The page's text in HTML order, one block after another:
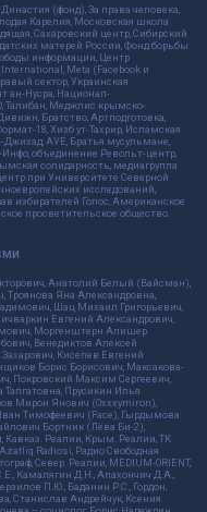
(фонд), За права человека,
Карелия, Московская школа
Сахаровский центр, Сибирский
матерей России, Фонд борьбы
информации, Центр
Meta (Facebook и
сектор, Украинская
ан-Нусра, Национал-
Талибан, Меджлис крымско-
Братство, Артподготовка,
18, Хизб ут-Тахрир, Исламская
Джихад, АУЕ, Братья мусульмане,
объединение Револьт-центр,
солидарность, медиагруппа
при Университете Северной
исследований,
избирателей Голос, Американское
просветительское общество.
Анатолий Белый (Вайсман),
Яна Александровна,
Шац Михаил Григорьевич,
Евгений Александрович,
Моргенштерн Алишер
Венедиктов Алексей
Киселев Евгений
Борис Борисович, Максакова-
Покровский Максим Сергеевич,
Прусикин Илья
Мирон Янович (Oxxxymiron),
Тимофеевич (Face), Гырдымова
Бортник (Лёва Би-2),
Кавказ. Реалии, Крым. Реалии, ТК
Radiosi, Радио Свободная
Север. Реалии, MEDIUM-ORIENT,
Камалягин Д.Н., Апахончич Д.А.,
П.Ю., Баданин Р.С., Гордон,
Станислав Андрейчук, Ксения